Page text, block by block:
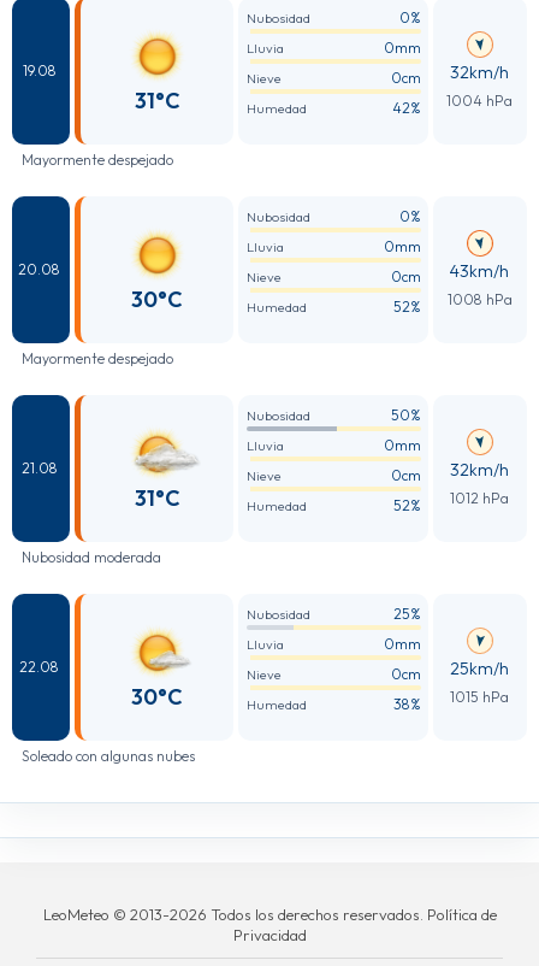
19.08
31°C
Nubosidad 0%
Lluvia 0mm
Nieve 0cm
Humedad 42%
32km/h
1004 hPa
Mayormente despejado
20.08
30°C
Nubosidad 0%
Lluvia 0mm
Nieve 0cm
Humedad 52%
43km/h
1008 hPa
Mayormente despejado
21.08
31°C
Nubosidad 50%
Lluvia 0mm
Nieve 0cm
Humedad 52%
32km/h
1012 hPa
Nubosidad moderada
22.08
30°C
Nubosidad 25%
Lluvia 0mm
Nieve 0cm
Humedad 38%
25km/h
1015 hPa
Soleado con algunas nubes
LeoMeteo © 2013-2026 Todos los derechos reservados. Política de
Privacidad